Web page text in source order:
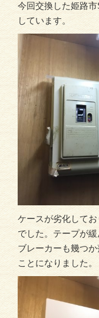
今回交換した姫路
しています。
ケースが劣化して
でした。テープが
ブレーカーも幾つ
ことになりました。